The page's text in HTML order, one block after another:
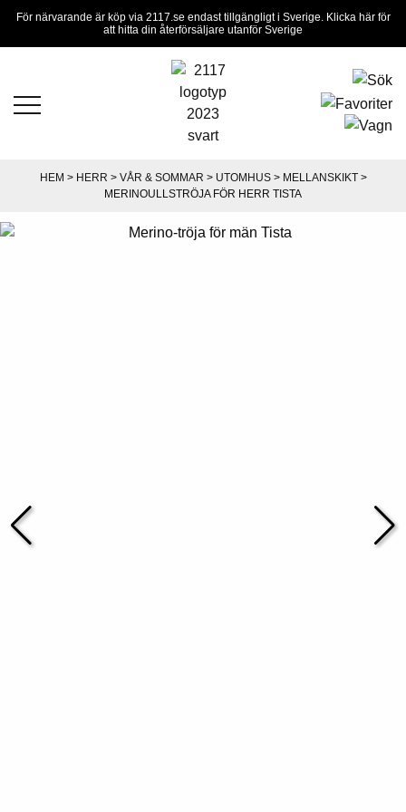
För närvarande är köp via 2117.se endast tillgängligt i Sverige. Klicka här för
att hitta din återförsäljare utanför Sverige
HEM > HERR > VÅR & SOMMAR > UTOMHUS> MELLANSKIKT>
MERINOULLSTRÖJA FÖR HERR TISTA